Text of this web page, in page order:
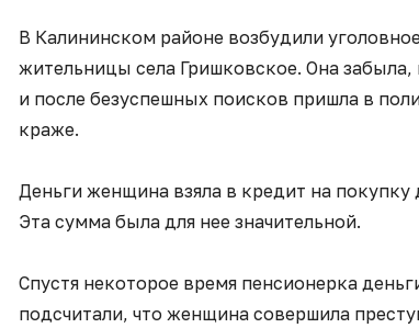
В Калининском районе возбудили
жительницы села Гришковское. Она забыла,
и после безуспешных поисков пришла в
краже.
Деньги женщина взяла в кредит на
Эта сумма была для нее значительной.
Спустя некоторое время пенсионерка
подсчитали, что женщина совершила